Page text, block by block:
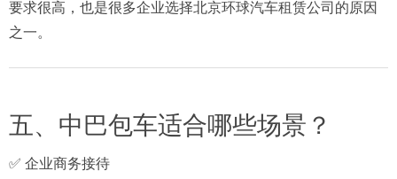
要求很高，也是很多企业选择北京环球汽车租赁公司的原因
之一。
五、中巴包车适合哪些场景？
✅ 企业商务接待